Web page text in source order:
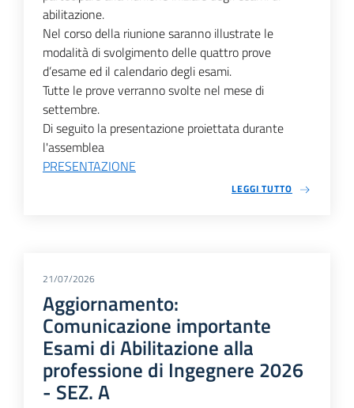
abilitazione.
Nel corso della riunione saranno illustrate le
modalità di svolgimento delle quattro prove
d’esame ed il calendario degli esami.
Tutte le prove verranno svolte nel mese di
settembre.
Di seguito la presentazione proiettata durante
l'assemblea
PRESENTAZIONE
LEGGI TUTTO
21/07/2026
Aggiornamento:
Comunicazione importante
Esami di Abilitazione alla
professione di Ingegnere 2026
- SEZ. A